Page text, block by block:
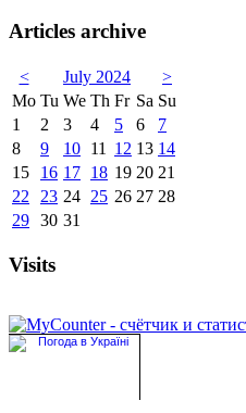
Articles archive
< July 2024
>
Mo Tu We Th Fr Sa Su
1
2 3 4 5 6
7
8
9 10 11 12 13 14
15
16 17 18 19 20 21
22
23 24 25 26 27 28
29 30 31
Visits